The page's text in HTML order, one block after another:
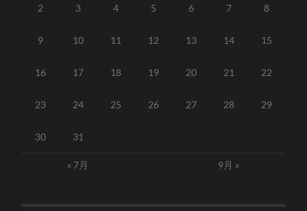
2 3 4 5 6 7 8
9 10 11 12 13 14 15
16 17 18 19 20 21 22
23 24 25 26 27 28 29
30 31
« 7月 9月 »